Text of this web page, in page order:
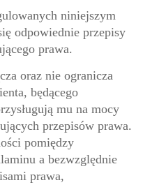
niniejszym
odpowiednie przepisy
prawa.
oraz nie ogranicza
będącego
mu na mocy
przepisów prawa.
pomiędzy
a bezwzględnie
prawa,